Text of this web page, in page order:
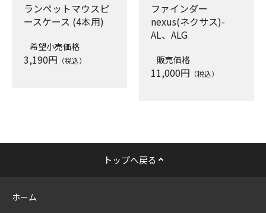
ランペットマウスピ
ースケース (4本用)
希望小売価格
3,190円 （税込）
ファインダー
nexus(ネクサス)-
AL、ALG
販売価格
11,000円 （税込）
トップへ戻る
ホーム